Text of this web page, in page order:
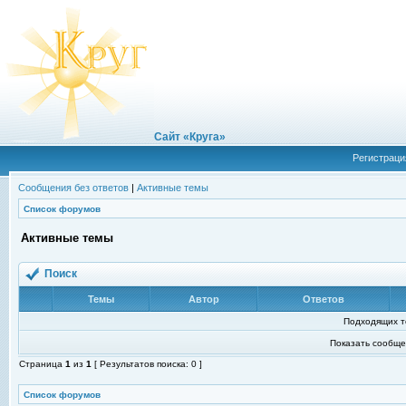
Сайт «Круга»
Сообщения без ответов | Активные темы
Список форумов
Активные темы
Поиск
Темы Автор Ответов
Подходящих
Показать
Страница 1 из 1 [ Результатов поиска: 0 ]
Список форумов